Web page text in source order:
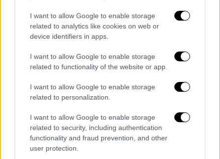
I want to allow Google to enable storage
related to analytics like cookies on web or
device identifiers in apps.
I want to allow Google to enable storage
related to functionality of the website or app.
I want to allow Google to enable storage
related to personalization.
I want to allow Google to enable storage
related to security, including authentication
functionality and fraud prevention, and other
user protection.
Ελλάδα|30.07.2026 06:40
«Καμπανάκι» Καρύδη για τα κτίρια στην
Κυψέλη - «Η καθίζηση έχει επιδράσει